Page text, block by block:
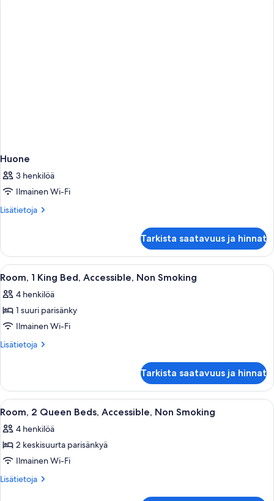
Huone
3 henkilöä
Ilmainen Wi-Fi
Lisätietoja
Lisätietoja
Tarkista saatavuus ja hinnat
Avaa
kaikki
huonetyypin
Room,
1
King
Non
Smoking
kuvat
1
Room, 1 King Bed, Accessible, Non Smoking
4 henkilöä
1 suuri parisänky
Ilmainen Wi-Fi
Lisätietoja
Lisätietoja
King
Bed,
Accessible,
Smoking
Tarkista saatavuus ja hinnat
Avaa
kaikki
huonetyypin
Room,
2
Queen
Hotellihuone, jossa on kaksi sänkyä,
6
Room, 2 Queen Beds, Accessible, Non Smoking
4 henkilöä
2 keskisuurta parisänkyä
Ilmainen Wi-Fi
Lisätietoja
Lisätietoja